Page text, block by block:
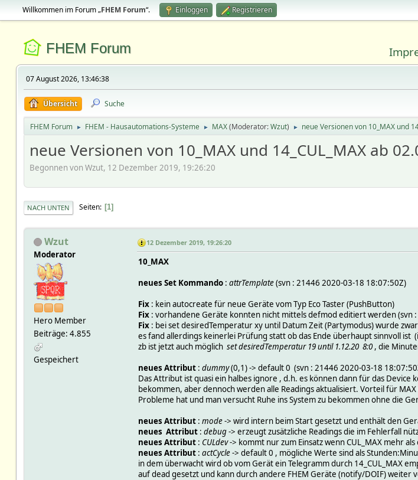
Willkommen im Forum „FHEM Forum“. Einloggen Registrieren
FHEM Forum
07 August 2026, 13:46:38
Übersicht Suche
FHEM Forum ► FHEM - Hausautomations-Systeme ► MAX(Moderator:Wzut) ► neue Versionen von 10_MAX und
neue Versionen von 10_MAX und 14_CUL_MAX ab
Begonnen von Wzut, 12 Dezember 2019, 19:26:20
NACH UNTEN Seiten 1
Wzut
Moderator
Hero Member
Beiträge: 4.855
Gespeichert
12 Dezember 2019, 19:26:20
10_MAX
neues Set Kommando: attrTemplate(svn : 21446 2020-03-18 18:07:50Z)
Fix: kein autocreate für neue Geräte vom Typ Eco Taster (PushButton)
Fix: vorhandene Geräte konnten nicht mittels defmod editiert werden (svn
Fix: bei set desiredTemperatur xy until Datum Zeit (Partymodus) wurde
es fand allerdings keinerlei Prüfung statt ob das Ende überhaupt sinnvoll
zb ist jetzt auch möglich set desiredTemperatur 19 until 1.12.20 8:0 , die
neues Attribut: dummy(0,1) -> default 0 (svn : 21446 2020-03-18
Das Attribut ist quasi ein halbes ignore , d.h. es können dann für das
bekommen, aber dennoch werden alle Readings aktualisiert. Vorteil für
Probleme hat und man versucht Ruhe ins System zu bekommen ohne die
neues Attribut: mode-> wird intern beim Start gesetzt und enthält den
neues Attribut: debug-> erzeugt zusätzliche Readings die im Fehlerfall
neues Attribut: CULdev-> kommt nur zum Einsatz wenn CUL_MAX mehr als
neues Attribut: actCycle-> default 0 , mögliche Werte sind als
in dem überwacht wird ob vom Gerät ein Telegramm durch 14_CUL_MAX
auf dead gesetzt und kann durch andere FHEM Geräte (notify/DOIF)